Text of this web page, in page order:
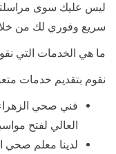
ليس عليك سوى
سريع وفوري لك من
ما هي الخدمات التي
نقوم بتقديم خدمات
فني صحي
العالي لفتح
لدينا معلم صحي